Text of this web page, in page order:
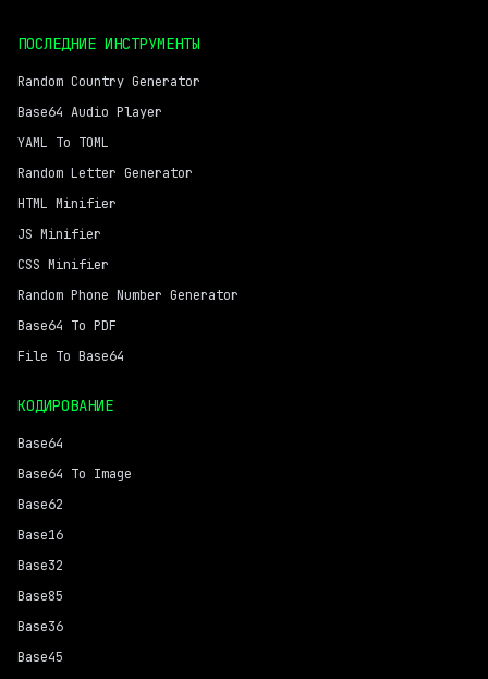
ПОСЛЕДНИЕ ИНСТРУМЕНТЫ
Random Country Generator
Base64 Audio Player
YAML To TOML
Random Letter Generator
HTML Minifier
JS Minifier
CSS Minifier
Random Phone Number Generator
Base64 To PDF
File To Base64
КОДИРОВАНИЕ
Base64
Base64 To Image
Base62
Base16
Base32
Base85
Base36
Base45